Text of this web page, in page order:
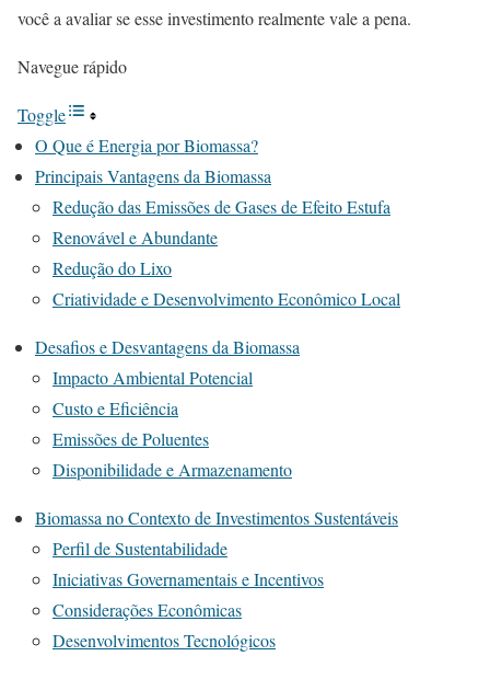
você a avaliar se esse investimento realmente vale a pena.
Navegue rápido
Toggle
O Que é Energia por Biomassa?
Principais Vantagens da Biomassa
Redução das Emissões de Gases de Efeito Estufa
Renovável e Abundante
Redução do Lixo
Criatividade e Desenvolvimento Econômico Local
Desafios e Desvantagens da Biomassa
Impacto Ambiental Potencial
Custo e Eficiência
Emissões de Poluentes
Disponibilidade e Armazenamento
Biomassa no Contexto de Investimentos Sustentáveis
Perfil de Sustentabilidade
Iniciativas Governamentais e Incentivos
Considerações Econômicas
Desenvolvimentos Tecnológicos